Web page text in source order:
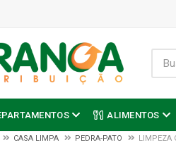
ALIMENTOS
CASA LIMPA PEDRA-PATO LIMPEZA